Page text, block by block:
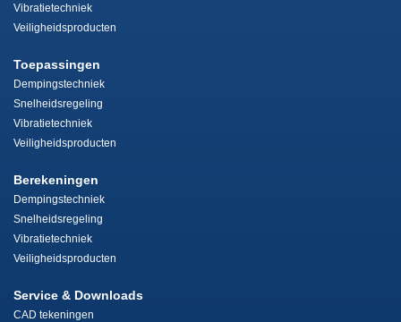
Vibratietechniek
Veiligheidsproducten
Toepassingen
Dempingstechniek
Snelheidsregeling
Vibratietechniek
Veiligheidsproducten
Berekeningen
Dempingstechniek
Snelheidsregeling
Vibratietechniek
Veiligheidsproducten
Service & Downloads
CAD tekeningen